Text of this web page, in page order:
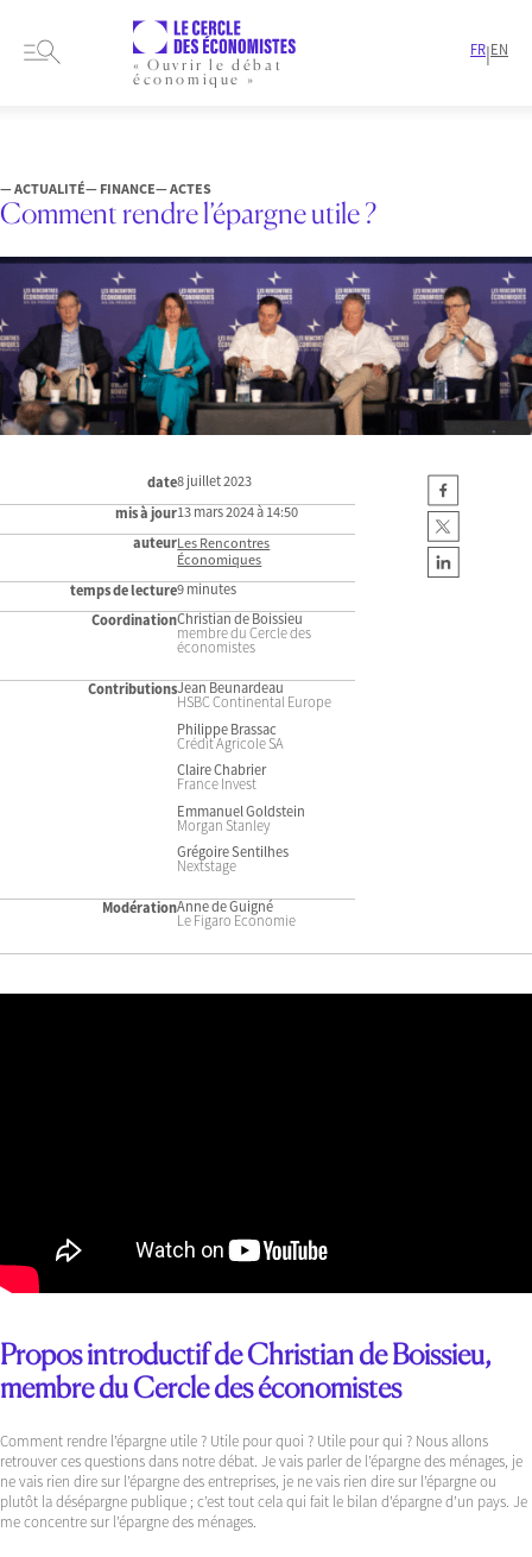
« Ouvrir le débat
économique »
FR|EN
— ACTUALITÉ— FINANCE— ACTES
Comment rendre l’épargne utile ?
date8 juillet 2023
mis à jour13 mars 2024 à 14:50
auteurLes Rencontres
Économiques
temps de lecture9 minutes
CoordinationChristian de Boissieu
membre du Cercle des
économistes
ContributionsJean Beunardeau
HSBC Continental Europe
Philippe Brassac
Crédit Agricole SA
Claire Chabrier
France Invest
Emmanuel Goldstein
Morgan Stanley
Grégoire Sentilhes
Nextstage
ModérationAnne de Guigné
Le Figaro Economie
Propos introductif de Christian de Boissieu,
membre du Cercle des économistes
Comment rendre l’épargne utile ? Utile pour quoi ? Utile pour qui ? Nous allons
retrouver ces questions dans notre débat. Je vais parler de l’épargne des ménages, je
ne vais rien dire sur l’épargne des entreprises, je ne vais rien dire sur l’épargne ou
plutôt la désépargne publique ; c’est tout cela qui fait le bilan d’épargne d’un pays. Je
me concentre sur l’épargne des ménages.